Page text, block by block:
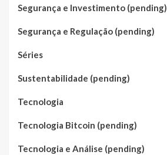
Segurança e Investimento (pending)
Segurança e Regulação (pending)
Séries
Sustentabilidade (pending)
Tecnologia
Tecnologia Bitcoin (pending)
Tecnologia e Análise (pending)